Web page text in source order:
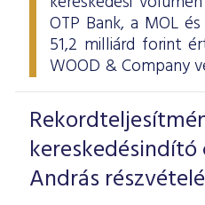
OTP Bank, a MOL
51,2 milliárd forint
WOOD & Company
kereskedésindító
András